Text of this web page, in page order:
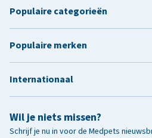
Wil je niets missen?
Schrijf je nu in voor de Medpets
Populaire categorieën
Populaire merken
Internationaal